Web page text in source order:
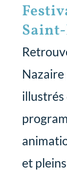
Nazaire
illustrés
et